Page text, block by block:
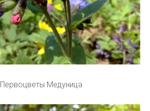
Первоцветы Медуница